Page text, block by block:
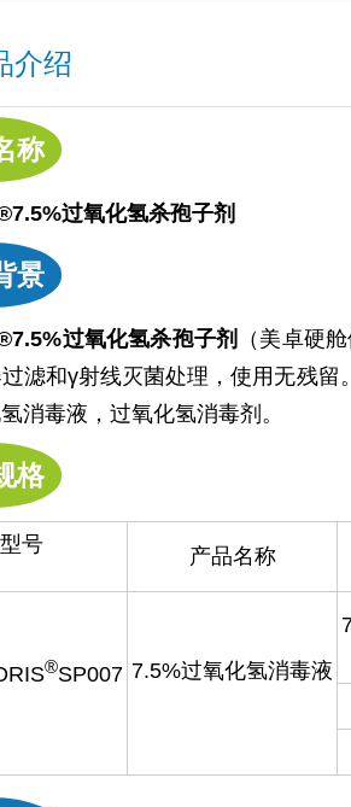
介绍
称
过氧化氢杀孢子剂
景
过氧化氢杀孢子剂
（美卓硬
滤和γ射线灭菌处理，使用无残
消毒液，过氧化氢消毒剂。
格
型号 产品名称
®️SP007 7.5%过氧化氢消毒液